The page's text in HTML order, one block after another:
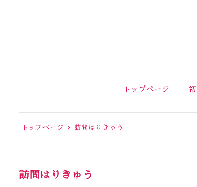
トップページ
トップページ 訪問はりきゅう
訪問はりきゅう